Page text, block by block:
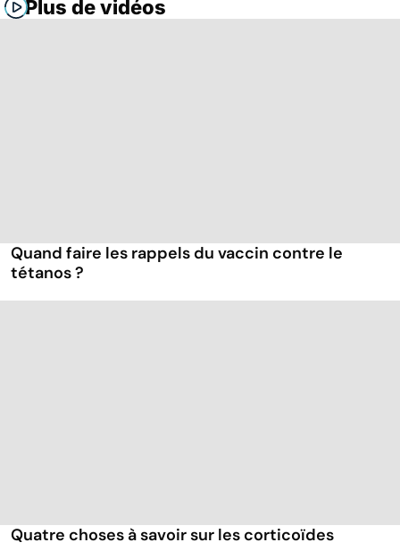
Plus de vidéos
Quand faire les rappels du vaccin contre le
tétanos ?
Quatre choses à savoir sur les corticoïdes